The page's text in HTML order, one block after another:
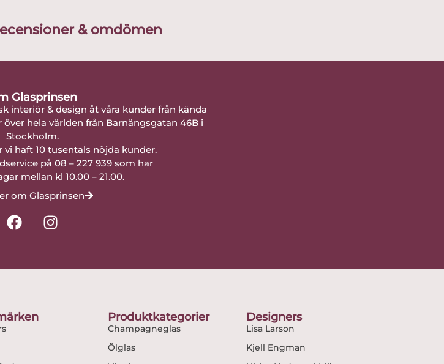
& omdömen
Glasprinsen
interiör & design åt våra kunder från kända
hela världen från Barnängsgatan 46B i
Stockholm.
vi haft 10 tusentals nöjda kunder.
på 08 – 227 939 som har
mellan kl 10.00 – 21.00.
om Glasprinsen
F
a
k
I
n
Produktkategorier
Champagneglas
Ölglas
Designers
Lisa Larson
Kjell Engman